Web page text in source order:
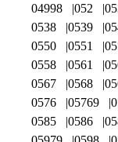
04998
052
0538
0539
0550
0551
0558
0561
0567
0568
0576
05769
0585
0586